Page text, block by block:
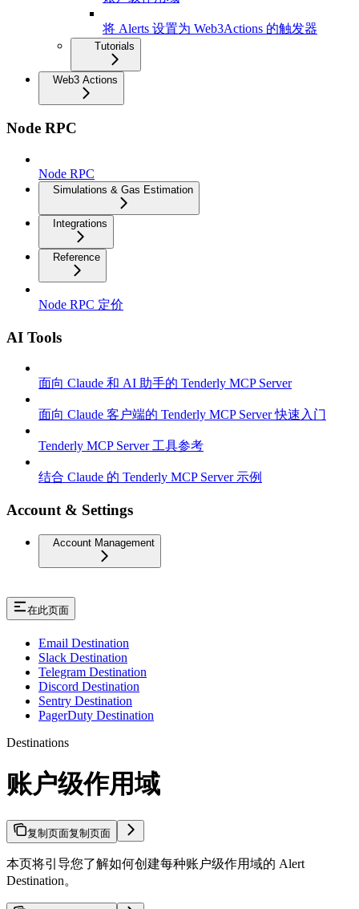
将 Alerts 设置为 Web3Actions 的触发器
Tutorials
Web3 Actions
Node RPC
Node RPC
Simulations & Gas Estimation
Integrations
Reference
Node RPC 定价
AI Tools
面向 Claude 和 AI 助手的 Tenderly MCP Server
面向 Claude 客户端的 Tenderly MCP Server 快速入门
Tenderly MCP Server 工具参考
结合 Claude 的 Tenderly MCP Server 示例
Account & Settings
Account Management
在此页面
Email Destination
Slack Destination
Telegram Destination
Discord Destination
Sentry Destination
PagerDuty Destination
Destinations
账户级作用域
复制页面复制页面
本页将引导您了解如何创建每种账户级作用域的 Alert
Destination。